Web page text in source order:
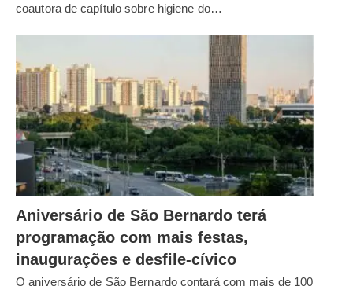
coautora de capítulo sobre higiene do…
Aniversário de São Bernardo terá
programação com mais festas,
inaugurações e desfile-cívico
O aniversário de São Bernardo contará com mais de 100